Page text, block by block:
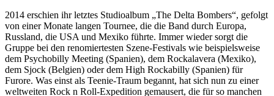
2014 erschien ihr letztes Studioalbum „The Delta Bombers“, gefolgt
von einer Monate langen Tournee, die die Band durch Europa,
Russland, die USA und Mexiko führte. Immer wieder sorgt die
Gruppe bei den renomiertesten Szene-Festivals wie beispielsweise
dem Psychobilly Meeting (Spanien), dem Rockalavera (Mexiko),
dem Sjock (Belgien) oder dem High Rockabilly (Spanien) für
Furore. Was einst als Teenie-Traum begannt, hat sich nun zu einer
weltweiten Rock n Roll-Expedition gemausert, die für so manchen